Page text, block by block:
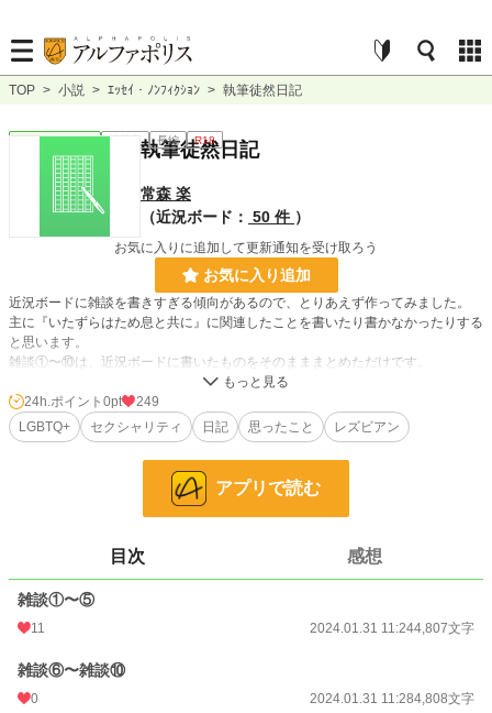
TOP > 小説 > ｴｯｾｲ・ﾉﾝﾌｨｸｼｮﾝ > 執筆徒然日記
ｴｯｾｲ・ﾉﾝﾌｨｸｼｮﾝ 連載中 長編 R18
執筆徒然日記
常森 楽
（近況ボード： 50 件 ）
お気に入りに追加して更新通知を受け取ろう
お気に入り追加
近況ボードに雑談を書きすぎる傾向があるので、とりあえず作ってみました。
主に『いたずらはため息と共に』に関連したことを書いたり書かなかったりする
と思います。
雑談①〜⑩は、近況ボードに書いたものをそのまままとめただけです。
飽き性なので、飽きたらやめます。
小説 228,787 位 / 228,787 件
8,865 位 / 8,865 件
0 pt
文字数 57,462
更新日時
初回公開日時 2024.01.31 11:24
週間ポイント
24h.ポイント 0pt
249
LGBTQ+
セクシャリティ 日記 思ったこと レズビアン
アプリで読む
目次 感想
雑談①〜⑤
11 2024.01.31 11:244,807文字
雑談⑥〜雑談⑩
0 2024.01.31 11:284,808文字